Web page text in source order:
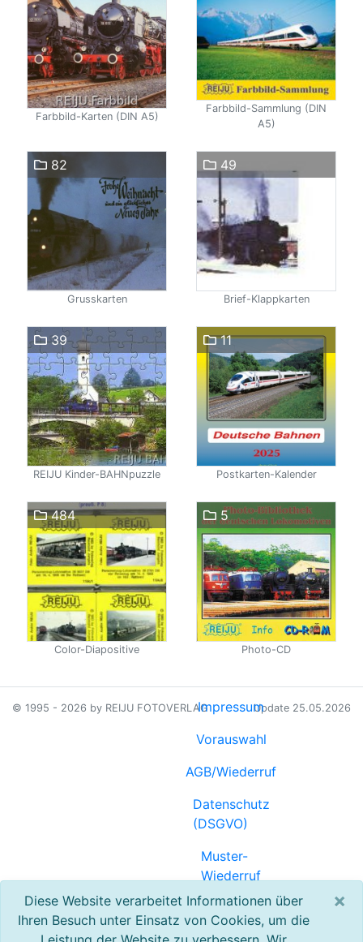
Farbbild-Karten (DIN A5)
Farbbild-Sammlung (DIN
A5)
82
Grusskarten
49
Brief-Klappkarten
39
REIJU Kinder-BAHNpuzzle
11
Postkarten-Kalender
484
Color-Diapositive
5
Photo-CD
Diese Website verarbeitet Informationen über
Ihren Besuch unter Einsatz von Cookies, um die
×
Update 25.05.2026
© 1995 - 2026 by REIJU FOTOVERLAGImpressum
Vorauswahl
AGB/Wiederruf
Datenschutz
(DSGVO)
Muster-
Wiederruf
(PDF)
Referenzen